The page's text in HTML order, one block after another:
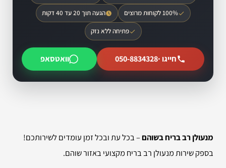
100% לקוחות מרוצים הגעה תוך 20 עד 40 דקות
פתיחה ללא נזק
חייגו ·050-8834328 וואטסאפ
מנעולן רב בריח בשוהם– בכל עת ובכל זמן עומדים לשירותכם!
בספק שירות מנעולן רב בריח מקצועי באזור שוהם.